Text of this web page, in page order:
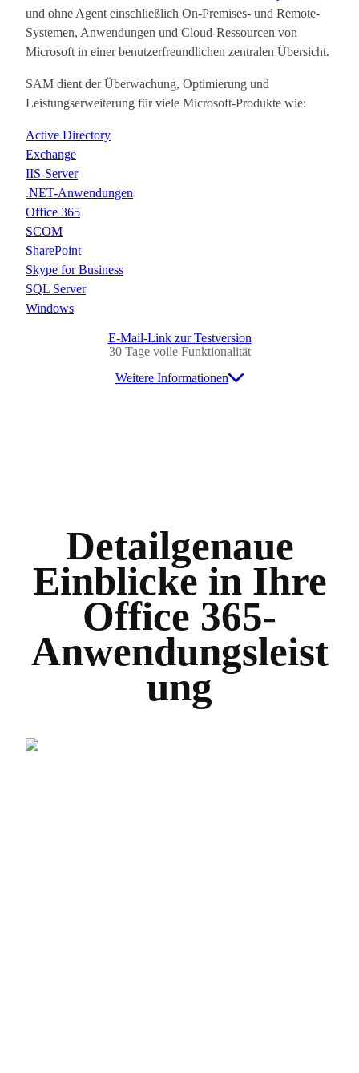
und ohne Agent einschließlich On-Premises- und Remote-
Systemen, Anwendungen und Cloud-Ressourcen von
Microsoft in einer benutzerfreundlichen zentralen Übersicht.
SAM dient der Überwachung, Optimierung und
Leistungserweiterung für viele Microsoft-Produkte wie:
Active Directory
Exchange
IIS-Server
.NET-Anwendungen
Office 365
SCOM
SharePoint
Skype for Business
SQL Server
Windows
E-Mail-Link zur Testversion
30 Tage volle Funktionalität
Weitere Informationen
Detailgenaue
Einblicke in Ihre
Office 365-
Anwendungsleist
ung